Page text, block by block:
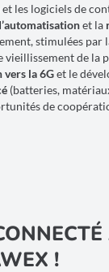
les logiciels de
et la
stimulées par
vieillissement de la
la 6Get le
(batteries,
de
!